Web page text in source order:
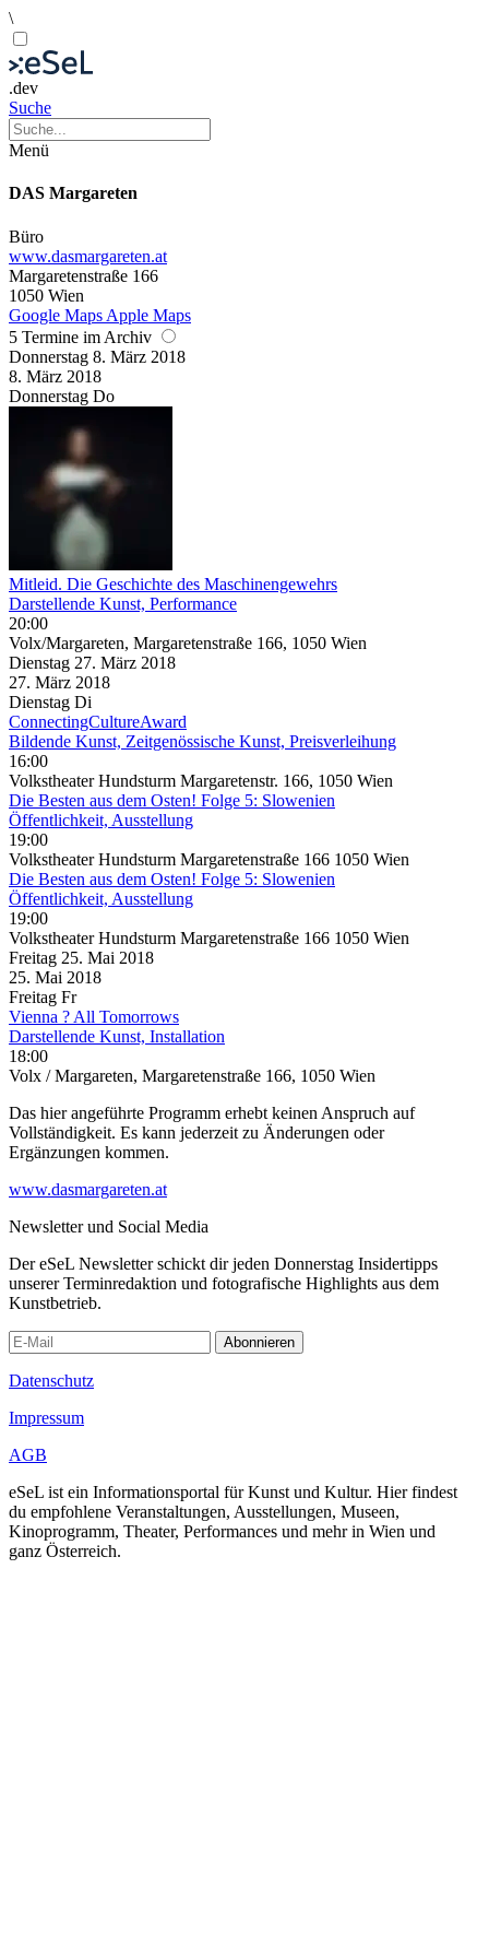
\
.dev
Suche
Menü
DAS Margareten
Büro
www.dasmargareten.at
Margaretenstraße 166
1050 Wien
Google Maps Apple Maps
5 Termine im Archiv
Donnerstag 8. März 2018
8. März 2018
Donnerstag Do
Mitleid. Die Geschichte des Maschinengewehrs
Darstellende Kunst, Performance
20:00
Volx/Margareten, Margaretenstraße 166, 1050 Wien
Dienstag 27. März 2018
27. März 2018
Dienstag Di
ConnectingCultureAward
Bildende Kunst, Zeitgenössische Kunst, Preisverleihung
16:00
Volkstheater Hundsturm Margaretenstr. 166, 1050 Wien
Die Besten aus dem Osten! Folge 5: Slowenien
Öffentlichkeit, Ausstellung
19:00
Volkstheater Hundsturm Margaretenstraße 166 1050 Wien
Die Besten aus dem Osten! Folge 5: Slowenien
Öffentlichkeit, Ausstellung
19:00
Volkstheater Hundsturm Margaretenstraße 166 1050 Wien
Freitag 25. Mai 2018
25. Mai 2018
Freitag Fr
Vienna ? All Tomorrows
Darstellende Kunst, Installation
18:00
Volx / Margareten, Margaretenstraße 166, 1050 Wien
Das hier angeführte Programm erhebt keinen Anspruch auf
Vollständigkeit. Es kann jederzeit zu Änderungen oder
Ergänzungen kommen.
www.dasmargareten.at
Newsletter und Social Media
Der eSeL Newsletter schickt dir jeden Donnerstag Insidertipps
unserer Terminredaktion und fotografische Highlights aus dem
Kunstbetrieb.
Abonnieren
Datenschutz
Impressum
AGB
eSeL ist ein Informationsportal für Kunst und Kultur. Hier findest
du empfohlene Veranstaltungen, Ausstellungen, Museen,
Kinoprogramm, Theater, Performances und mehr in Wien und
ganz Österreich.